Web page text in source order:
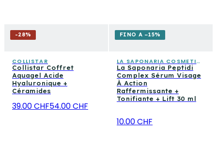
-28%
COLLISTAR
Collistar Coffret
Aquagel Acide
Hyaluronique +
Céramides
39.00 CHF54.00 CHF
FINO A −15%
LA SAPONARIA COSMETICA CONSAPEVOLE
La Saponaria Peptidi
Complex Sérum Visage
À Action
Raffermissante +
Tonifiante + Lift 30 ml
10.00 CHF